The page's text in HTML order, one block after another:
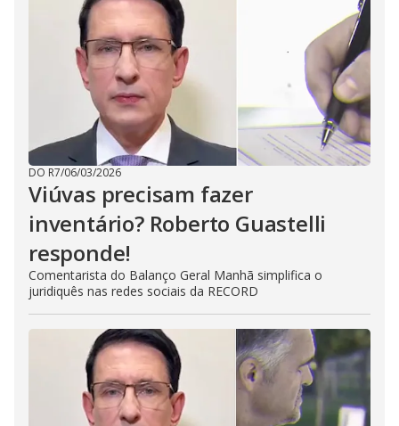
DO R7/06/03/2026
Viúvas precisam fazer
inventário? Roberto Guastelli
responde!
Comentarista do Balanço Geral Manhã simplifica o
juridiquês nas redes sociais da RECORD